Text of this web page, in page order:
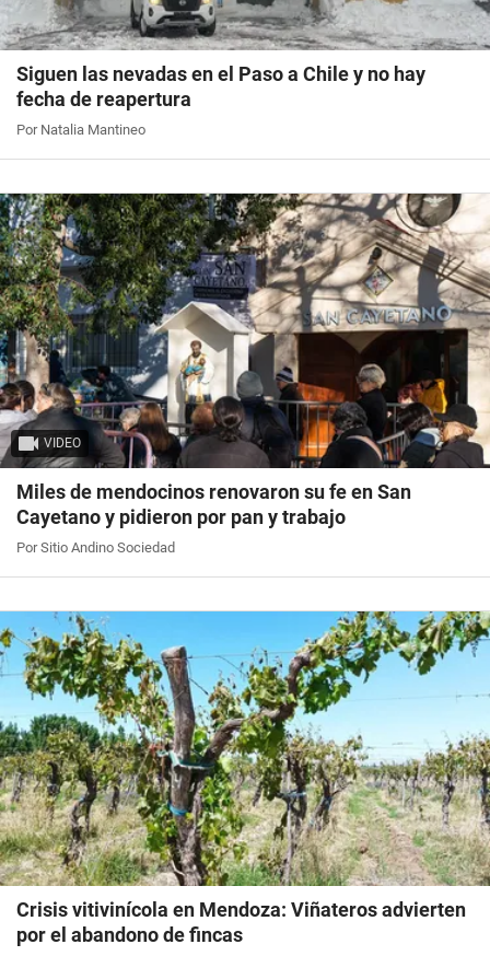
Siguen las nevadas en el Paso a Chile y no hay
fecha de reapertura
Por Natalia Mantineo
VIDEO
Miles de mendocinos renovaron su fe en San
Cayetano y pidieron por pan y trabajo
Por Sitio Andino Sociedad
Crisis vitivinícola en Mendoza: Viñateros advierten
por el abandono de fincas